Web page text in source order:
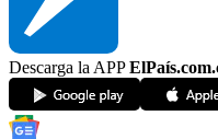
Descarga la APP